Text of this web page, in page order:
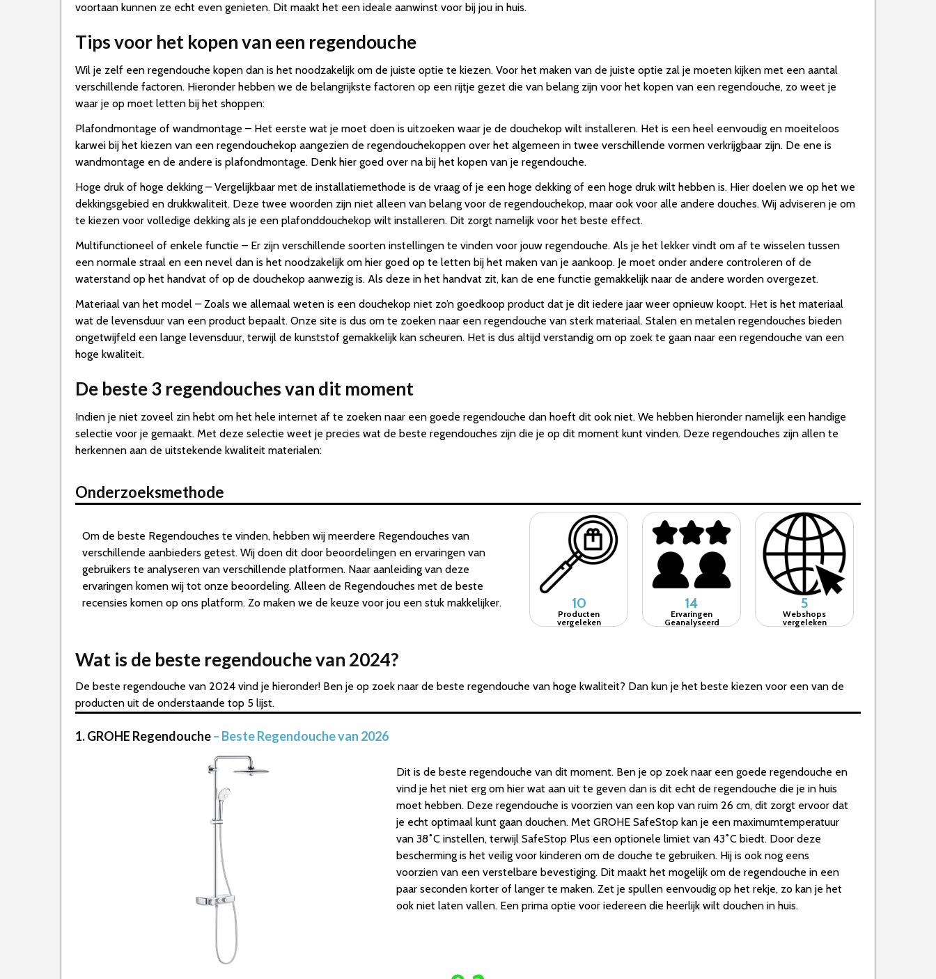
voortaan kunnen ze echt even genieten. Dit maakt het een ideale aanwinst voor bij jou in huis.
Tips voor het kopen van een regendouche
Wil je zelf een regendouche kopen dan is het noodzakelijk om de juiste optie te kiezen. Voor het maken van de juiste optie zal je moeten kijken met een aantal
verschillende factoren. Hieronder hebben we de belangrijkste factoren op een rijtje gezet die van belang zijn voor het kopen van een regendouche, zo weet je
waar je op moet letten bij het shoppen:
Plafondmontage of wandmontage – Het eerste wat je moet doen is uitzoeken waar je de douchekop wilt installeren. Het is een heel eenvoudig en moeiteloos
karwei bij het kiezen van een regendouchekop aangezien de regendouchekoppen over het algemeen in twee verschillende vormen verkrijgbaar zijn. De ene is
wandmontage en de andere is plafondmontage. Denk hier goed over na bij het kopen van je regendouche.
Hoge druk of hoge dekking – Vergelijkbaar met de installatiemethode is de vraag of je een hoge dekking of een hoge druk wilt hebben is. Hier doelen we op het we
dekkingsgebied en drukkwaliteit. Deze twee woorden zijn niet alleen van belang voor de regendouchekop, maar ook voor alle andere douches. Wij adviseren je om
te kiezen voor volledige dekking als je een plafonddouchekop wilt installeren. Dit zorgt namelijk voor het beste effect.
Multifunctioneel of enkele functie – Er zijn verschillende soorten instellingen te vinden voor jouw regendouche. Als je het lekker vindt om af te wisselen tussen
een normale straal en een nevel dan is het noodzakelijk om hier goed op te letten bij het maken van je aankoop. Je moet onder andere controleren of de
waterstand op het handvat of op de douchekop aanwezig is. Als deze in het handvat zit, kan de ene functie gemakkelijk naar de andere worden overgezet.
Materiaal van het model – Zoals we allemaal weten is een douchekop niet zo’n goedkoop product dat je dit iedere jaar weer opnieuw koopt. Het is het materiaal
wat de levensduur van een product bepaalt. Onze site is dus om te zoeken naar een regendouche van sterk materiaal. Stalen en metalen regendouches bieden
ongetwijfeld een lange levensduur, terwijl de kunststof gemakkelijk kan scheuren. Het is dus altijd verstandig om op zoek te gaan naar een regendouche van een
hoge kwaliteit.
De beste 3 regendouches van dit moment
Indien je niet zoveel zin hebt om het hele internet af te zoeken naar een goede regendouche dan hoeft dit ook niet. We hebben hieronder namelijk een handige
selectie voor je gemaakt. Met deze selectie weet je precies wat de beste regendouches zijn die je op dit moment kunt vinden. Deze regendouches zijn allen te
herkennen aan de uitstekende kwaliteit materialen:
Onderzoeksmethode
Om de beste Regendouches te vinden, hebben wij meerdere Regendouches van
verschillende aanbieders getest. Wij doen dit door beoordelingen en ervaringen van
gebruikers te analyseren van verschillende platformen. Naar aanleiding van deze
ervaringen komen wij tot onze beoordeling. Alleen de Regendouches met de beste
recensies komen op ons platform. Zo maken we de keuze voor jou een stuk makkelijker.
10
Producten
vergeleken
14
Ervaringen
Geanalyseerd
5
Webshops
vergeleken
Wat is de beste regendouche van 2024?
De beste regendouche van 2024 vind je hieronder! Ben je op zoek naar de beste regendouche van hoge kwaliteit? Dan kun je het beste kiezen voor een van de
producten uit de onderstaande top 5 lijst.
1. GROHE Regendouche– Beste Regendouche van 2026
Dit is de beste regendouche van dit moment. Ben je op zoek naar een goede regendouche en
vind je het niet erg om hier wat aan uit te geven dan is dit echt de regendouche die je in huis
moet hebben. Deze regendouche is voorzien van een kop van ruim 26 cm, dit zorgt ervoor dat
je echt optimaal kunt gaan douchen. Met GROHE SafeStop kan je een maximumtemperatuur
van 38˚C instellen, terwijl SafeStop Plus een optionele limiet van 43˚C biedt. Door deze
bescherming is het veilig voor kinderen om de douche te gebruiken. Hij is ook nog eens
voorzien van een verstelbare bevestiging. Dit maakt het mogelijk om de regendouche in een
paar seconden korter of langer te maken. Zet je spullen eenvoudig op het rekje, zo kan je het
ook niet laten vallen. Een prima optie voor iedereen die heerlijk wilt douchen in huis.